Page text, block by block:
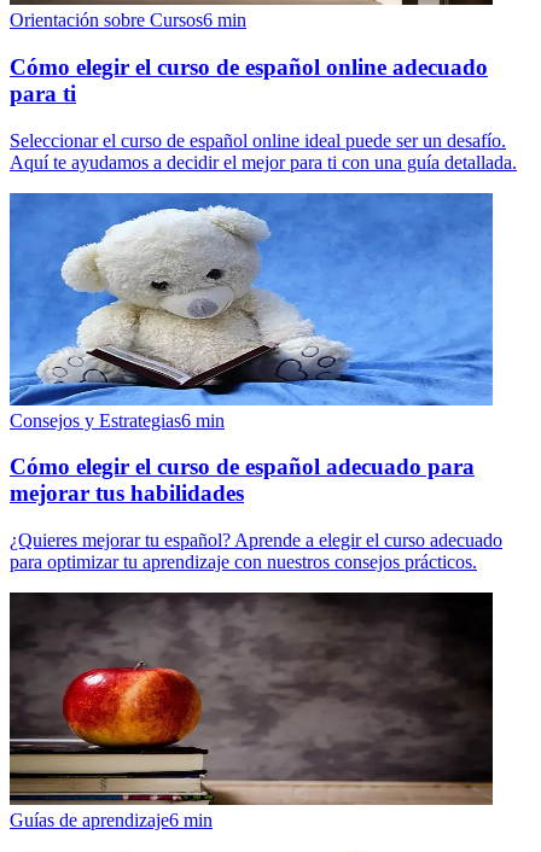
Orientación sobre Cursos6 min
Cómo elegir el curso de español online adecuado
para ti
Seleccionar el curso de español online ideal puede ser un desafío.
Aquí te ayudamos a decidir el mejor para ti con una guía detallada.
Consejos y Estrategias6 min
Cómo elegir el curso de español adecuado para
mejorar tus habilidades
¿Quieres mejorar tu español? Aprende a elegir el curso adecuado
para optimizar tu aprendizaje con nuestros consejos prácticos.
Guías de aprendizaje6 min